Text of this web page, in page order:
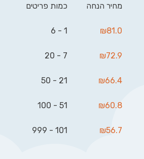
מחיר הנחה כמות פריטים
₪81.0
1 - 6
₪72.9
7 - 20
₪66.4
21 - 50
₪60.8
51 - 100
₪56.7
101 - 999